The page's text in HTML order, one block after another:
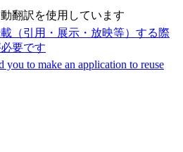
翻訳を使用しています
（引用・展示・放映等）する際
要です
you to make an application to reuse